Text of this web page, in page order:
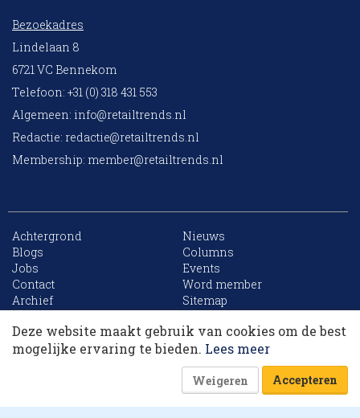
Bezoekadres
Lindelaan 8
6721 VC Bennekom
Telefoon: +31 (0) 318 431 553
Algemeen: info@retailtrends.nl
Redactie: redactie@retailtrends.nl
Membership: member@retailtrends.nl
Achtergrond
Nieuws
Blogs
Columns
Jobs
Events
Contact
Word member
Archief
Sitemap
Website is powered by
Deze website maakt gebruik van cookies om de best
mogelijke ervaring te bieden. Lees meer
Weigeren Accepteren
Korting op events